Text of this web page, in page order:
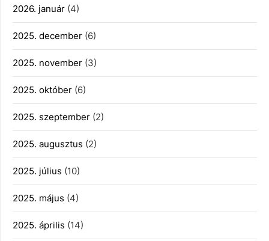
2026. január (4)
2025. december (6)
2025. november (3)
2025. október (6)
2025. szeptember (2)
2025. augusztus (2)
2025. július (10)
2025. május (4)
2025. április (14)